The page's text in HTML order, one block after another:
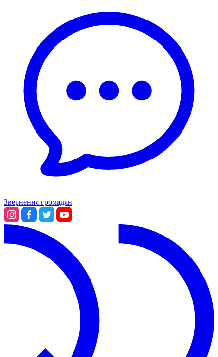
Звернення громадян